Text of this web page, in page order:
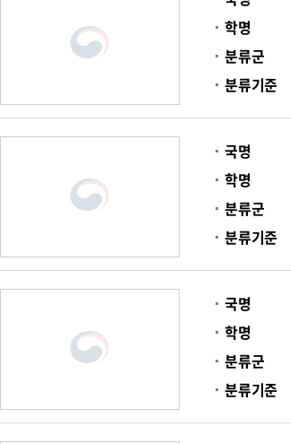
학명
분류군
분류기준
국명
학명
분류군
분류기준
국명
학명
분류군
분류기준